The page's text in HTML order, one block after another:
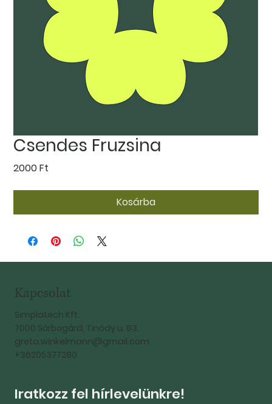
Csendes Fruzsina
2000 Ft
Kosárba
Iratkozz fel hírlevelünkre!
Kapcsolat
Simplatech Kft.
7000 Sárbogárd, Tinódy u. 83.
greta.winkelmann@gmail.com
+36205377280